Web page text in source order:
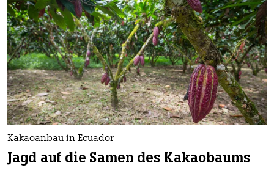
Kakaoanbau in Ecuador
Jagd auf die Samen des Kakaobaums